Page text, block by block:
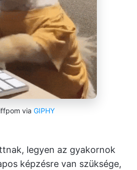
via GIPHY
legyen az gyakornok
képzésre van szüksége,